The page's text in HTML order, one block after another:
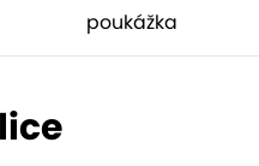
poukážka